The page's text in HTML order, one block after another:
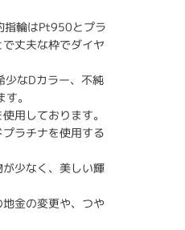
指輪はPt950とプラ
丈夫な枠でダイヤ
なDカラー、不純
。
用しております。
ラチナを使用する
少なく、美しい輝
金の変更や、つや